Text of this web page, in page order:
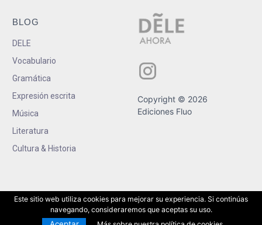
BLOG
DELE
Vocabulario
Gramática
Expresión escrita
Música
Literatura
Cultura & Historia
Copyright © 2026
Ediciones Fluo
Este sitio web utiliza cookies para mejorar su experiencia. Si continúas
navegando, consideraremos que aceptas su uso.